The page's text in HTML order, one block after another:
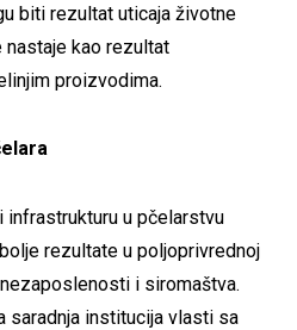
biti rezultat uticaja životne
kao rezultat
proizvodima.
infrastrukturu u pčelarstvu
rezultate u poljoprivrednoj
i siromaštva.
saradnja institucija vlasti sa